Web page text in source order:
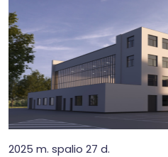
2025 m. spalio 27 d.